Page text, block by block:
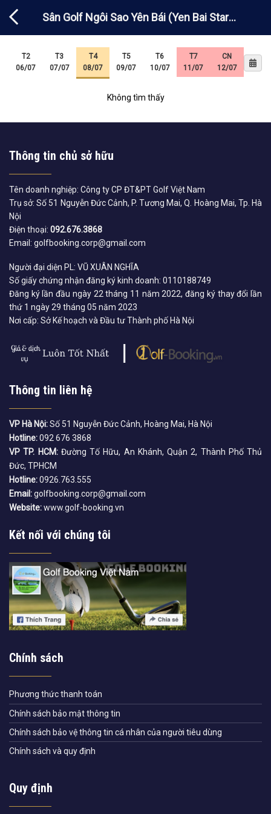
đến
Sân Golf Ngôi Sao Yên Bái (Yen Bai Star
Golf and Resort)
T2
06/07
T3
07/07
T4
08/07
T5
09/07
T6
10/07
T7
11/07
CN
12/07
Không tìm thấy
Thông tin chủ sở hữu
Tên doanh nghiệp: Công ty CP ĐT&PT Golf Việt Nam
Trụ sở: Số 51 Nguyễn Đức Cảnh, P. Tương Mai, Q. Hoàng Mai, Tp. Hà
Nội
Điện thoại: 092.676.3868
Email: golfbooking.corp@gmail.com
Người đại diện PL: VŨ XUÂN NGHĨA
Số giấy chứng nhận đăng ký kinh doanh: 0110188749
Đăng ký lần đầu ngày 22 tháng 11 năm 2022, đăng ký thay đổi lần
thứ 1 ngày 29 tháng 05 năm 2023
Nơi cấp: Sở Kế hoạch và Đầu tư Thành phố Hà Nội
Thông tin liên hệ
VP Hà Nội:Số 51 Nguyễn Đức Cảnh, Hoàng Mai, Hà Nội
Hotline:092 676 3868
VP TP. HCM:Đường Tố Hữu, An Khánh, Quận 2, Thành Phố Thủ
Đức, TPHCM
Hotline:0926.763.555
Email:golfbooking.corp@gmail.com
Website:www.golf-booking.vn
Kết nối với chúng tôi
Chính sách
Phương thức thanh toán
Chính sách bảo mật thông tin
Chính sách bảo vệ thông tin cá nhân của người tiêu dùng
Chính sách và quy định
Quy định